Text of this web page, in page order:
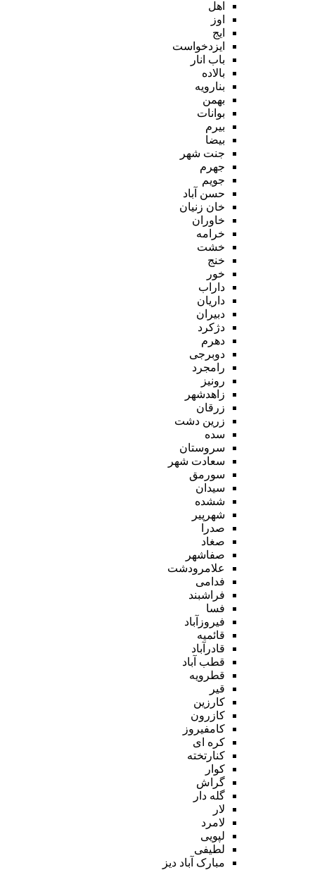
اهل
اوز
ایج
ایزدخواست
باب انار
بالاده
بنارویه
بهمن
بوانات
بیرم
بیضا
جنت شهر
جهرم
جویم
حسن آباد
خان زنیان
خاوران
خرامه
خشت
خنج
خور
داراب
داریان
دبیران
دژکرد
دهرم
دوبرجی
رامجرد
رونیز
زاهدشهر
زرقان
زرین دشت
سده
سروستان
سعادت شهر
سورمق
سیدان
ششده
شهرپیر
صدرا
صغاد
صفاشهر
علامرودشت
فدامی
فراشبند
فسا
فیروزآباد
قائمیه
قادرآباد
قطب آباد
قطرویه
قیر
کارزین
کازرون
کامفیروز
کره ای
کنارتخته
کوار
گراش
گله دار
لار
لامرد
لپویی
لطیفی
مبارک آباد دیز